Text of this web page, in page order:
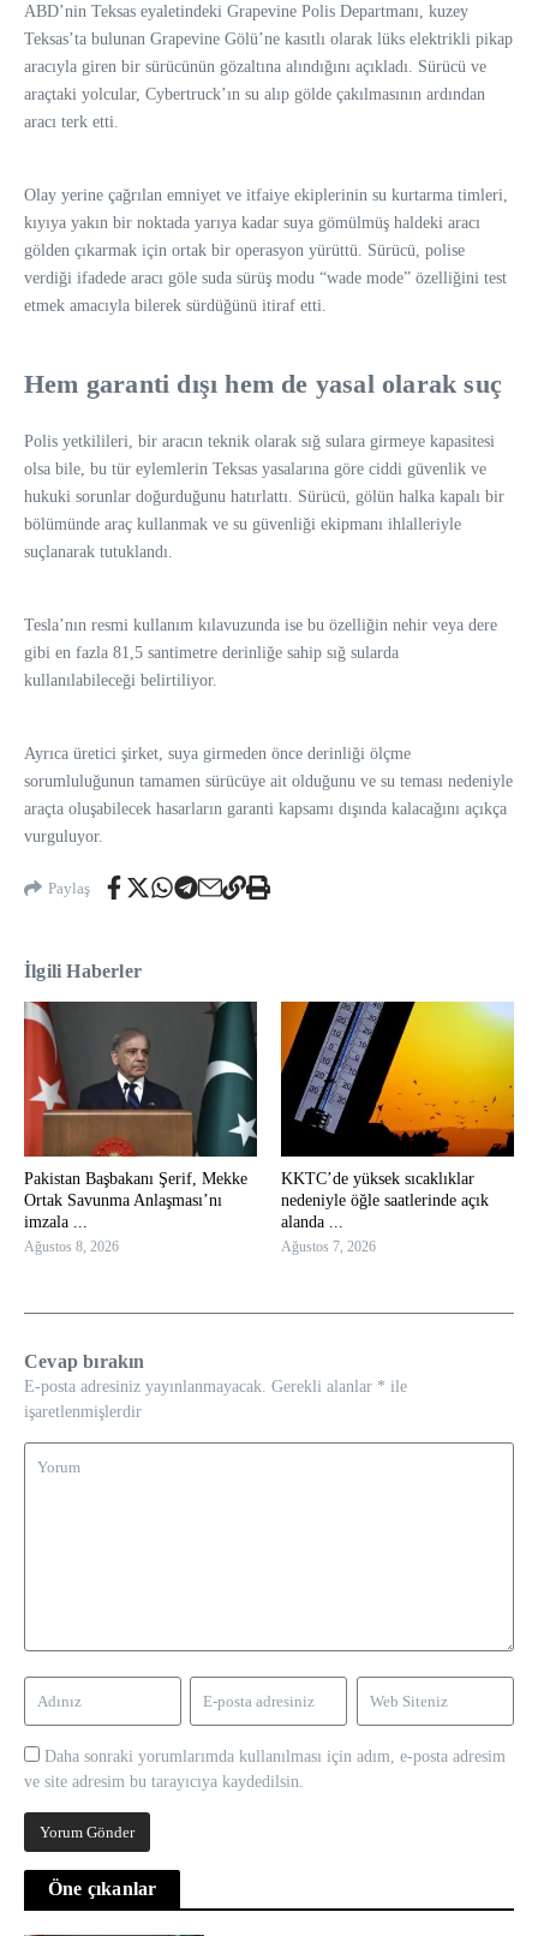
ABD’nin Teksas eyaletindeki Grapevine Polis Departmanı, kuzey
Teksas’ta bulunan Grapevine Gölü’ne kasıtlı olarak lüks elektrikli pikap
aracıyla giren bir sürücünün gözaltına alındığını açıkladı. Sürücü ve
araçtaki yolcular, Cybertruck’ın su alıp gölde çakılmasının ardından
aracı terk etti.
Olay yerine çağrılan emniyet ve itfaiye ekiplerinin su kurtarma timleri,
kıyıya yakın bir noktada yarıya kadar suya gömülmüş haldeki aracı
gölden çıkarmak için ortak bir operasyon yürüttü. Sürücü, polise
verdiği ifadede aracı göle suda sürüş modu “wade mode” özelliğini test
etmek amacıyla bilerek sürdüğünü itiraf etti.
Hem garanti dışı hem de yasal olarak suç
Polis yetkilileri, bir aracın teknik olarak sığ sulara girmeye kapasitesi
olsa bile, bu tür eylemlerin Teksas yasalarına göre ciddi güvenlik ve
hukuki sorunlar doğurduğunu hatırlattı. Sürücü, gölün halka kapalı bir
bölümünde araç kullanmak ve su güvenliği ekipmanı ihlalleriyle
suçlanarak tutuklandı.
Tesla’nın resmi kullanım kılavuzunda ise bu özelliğin nehir veya dere
gibi en fazla 81,5 santimetre derinliğe sahip sığ sularda
kullanılabileceği belirtiliyor.
Ayrıca üretici şirket, suya girmeden önce derinliği ölçme
sorumluluğunun tamamen sürücüye ait olduğunu ve su teması nedeniyle
araçta oluşabilecek hasarların garanti kapsamı dışında kalacağını açıkça
vurguluyor.
Paylaş
İlgili Haberler
Pakistan Başbakanı Şerif, Mekke
Ortak Savunma Anlaşması’nı
imzala ...
Ağustos 8, 2026
KKTC’de yüksek sıcaklıklar
nedeniyle öğle saatlerinde açık
alanda ...
Ağustos 7, 2026
Cevap bırakın
E-posta adresiniz yayınlanmayacak. Gerekli alanlar * ile
işaretlenmişlerdir
Daha sonraki yorumlarımda kullanılması için adım, e-posta adresim
ve site adresim bu tarayıcıya kaydedilsin.
Öne çıkanlar